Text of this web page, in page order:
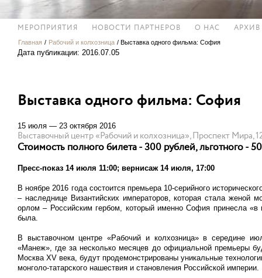
МЕРОПРИЯТИЯ НОВОСТИ ПАРТНЕРОВ О НАС АРХИВ
Главная / Рабочий и колхозница / Выставка одного фильма: София
Дата публикации: 2016.07.05
Выставка одного фильма: София
15 июля — 23 октября 2016
Выставочный центр «Рабочий и колхозница», Проспект Мира,
Стоимость полного билета - 300 рублей, льготного -
Пресс-показ 14 июля 11:00; вернисаж 14 июля, 17:00
В ноябре 2016 года состоится премьера 10-серийного
– наследнице Византийских императоров, которая стала
орлом – Российским гербом, который именно София принесла
была.
В выставочном центре «Рабочий и колхозница» в середине
«Манеж», где за несколько месяцев до официальной премьеры
Москва XV века, будут продемонстрированы уникальные
монголо-татарского нашествия и становления Российской империи.